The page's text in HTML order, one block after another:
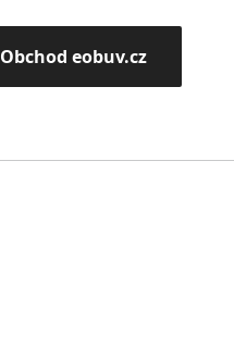
Obchod eobuv.cz